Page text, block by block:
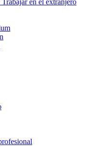
en el extranjero